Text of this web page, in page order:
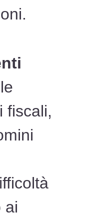
fiscali,
ai